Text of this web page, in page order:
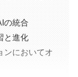
の統合
と進化
ンにおいてオ